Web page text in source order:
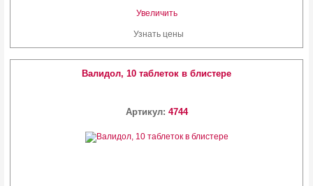
Увеличить
Узнать цены
Валидол, 10 таблеток в блистере
Артикул: 4744